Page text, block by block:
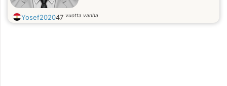
Yosef202047 vuotta vanha